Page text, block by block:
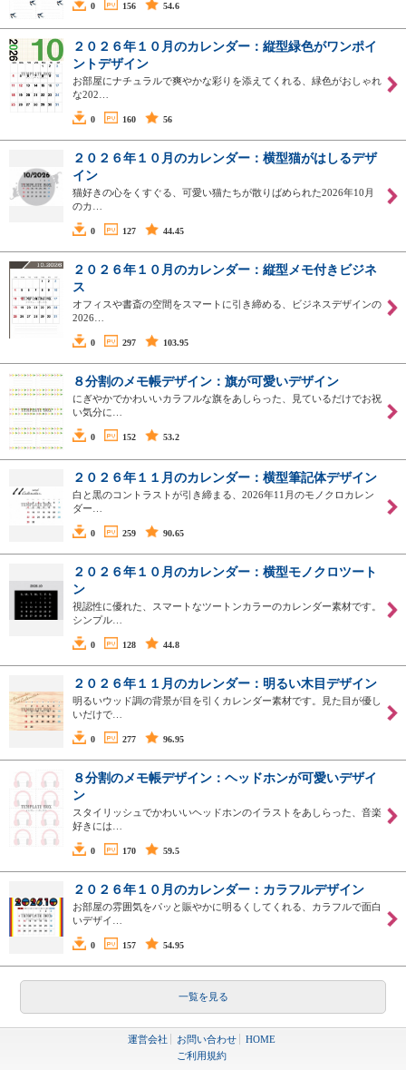
0 156 54.6
２０２６年１０月のカレンダー：縦型緑色がワンポイ
ントデザイン
お部屋にナチュラルで爽やかな彩りを添えてくれる、緑色がおしゃれ
な202…
0 160 56
２０２６年１０月のカレンダー：横型猫がはしるデザ
イン
猫好きの心をくすぐる、可愛い猫たちが散りばめられた2026年10月
のカ…
0 127 44.45
２０２６年１０月のカレンダー：縦型メモ付きビジネ
ス
オフィスや書斎の空間をスマートに引き締める、ビジネスデザインの
2026…
0 297 103.95
８分割のメモ帳デザイン：旗が可愛いデザイン
にぎやかでかわいいカラフルな旗をあしらった、見ているだけでお祝
い気分に…
0 152 53.2
２０２６年１１月のカレンダー：横型筆記体デザイン
白と黒のコントラストが引き締まる、2026年11月のモノクロカレン
ダー…
0 259 90.65
２０２６年１０月のカレンダー：横型モノクロツート
ン
視認性に優れた、スマートなツートンカラーのカレンダー素材です。
シンプル…
0 128 44.8
２０２６年１１月のカレンダー：明るい木目デザイン
明るいウッド調の背景が目を引くカレンダー素材です。見た目が優し
いだけで…
0 277 96.95
８分割のメモ帳デザイン：ヘッドホンが可愛いデザイ
ン
スタイリッシュでかわいいヘッドホンのイラストをあしらった、音楽
好きには…
0 170 59.5
２０２６年１０月のカレンダー：カラフルデザイン
お部屋の雰囲気をパッと賑やかに明るくしてくれる、カラフルで面白
いデザイ…
0 157 54.95
一覧を見る
運営会社 お問い合わせ
HOME
ご利用規約